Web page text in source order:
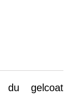
du gelcoat